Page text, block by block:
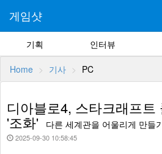
게임샷
기획 인터뷰
Home 기사 PC
디아블로4, 스타크래프트
'조화' 다른 세계관을 어울리게 만들
2025-09-30 10:58:45